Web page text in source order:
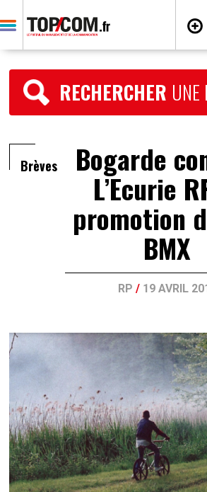
RECHERCHER UNE
Brèves Bogarde
L’Ecurie
promotion
BMX
RP / 19 AVRIL